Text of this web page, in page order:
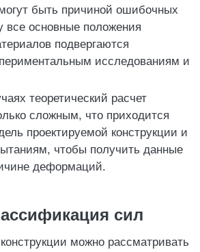
быть причиной ошибочных
все основные положения
подвергаются
исследованиям и
теоретический расчет
сложным, что приходится
проектируемой конструкции и
чтобы получить данные
деформаций.
сил
можно рассматривать